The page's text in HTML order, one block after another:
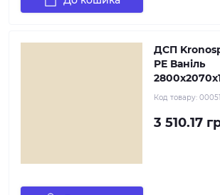
ДСП
PE Ваніль
Код товару:
3 510.17